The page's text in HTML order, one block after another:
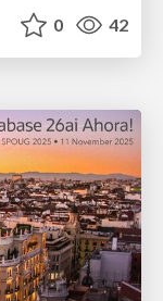
0 42